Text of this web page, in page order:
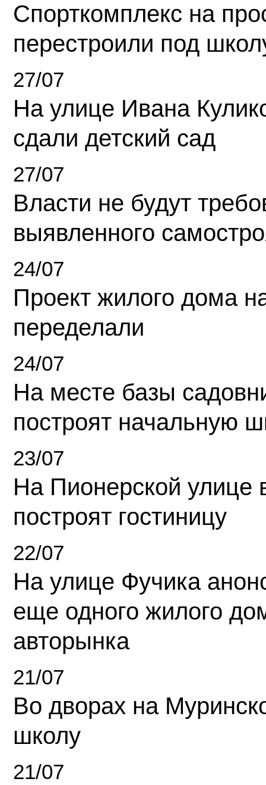
Спорткомплекс на
перестроили под
27/07
На улице Ивана
сдали детский сад
27/07
Власти не будут
выявленного
24/07
Проект жилого дома
переделали
24/07
На месте базы
построят начальную
23/07
На Пионерской улице
построят гостиницу
22/07
На улице Фучика
еще одного жилого
авторынка
21/07
Во дворах на
школу
21/07